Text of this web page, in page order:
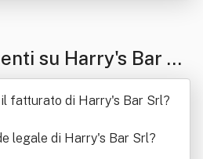
su Harry's Bar Sr
fatturato di Harry's Bar Srl?
legale di Harry's Bar Srl?